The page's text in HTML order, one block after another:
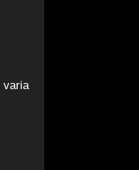
varia